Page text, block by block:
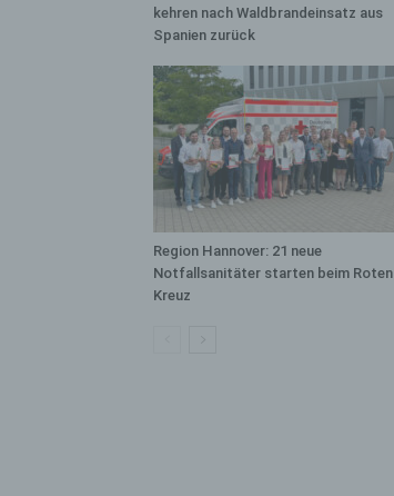
kehren nach Waldbrandeinsatz aus
Spanien zurück
Region Hannover: 21 neue
Notfallsanitäter starten beim Roten
Kreuz